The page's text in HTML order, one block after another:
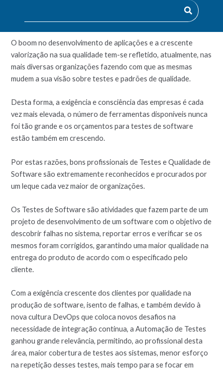
uma das mais importantes no ciclo de vida do desenvolvimento
O boom no desenvolvimento de aplicações e a crescente
valorização na sua qualidade tem-se refletido, atualmente, nas
mais diversas organizações fazendo com que as mesmas
mudem a sua visão sobre testes e padrões de qualidade.
Desta forma, a exigência e consciência das empresas é cada
vez mais elevada, o número de ferramentas disponíveis nunca
foi tão grande e os orçamentos para testes de software
estão também em crescendo.
Por estas razões, bons profissionais de Testes e Qualidade de
Software são extremamente reconhecidos e procurados por
um leque cada vez maior de organizações.
Os Testes de Software são atividades que fazem parte de um
projeto de desenvolvimento de um software com o objetivo de
descobrir falhas no sistema, reportar erros e verificar se os
mesmos foram corrigidos, garantindo uma maior qualidade na
entrega do produto de acordo com o especificado pelo
cliente.
Com a exigência crescente dos clientes por qualidade na
produção de software, isento de falhas, e também devido à
nova cultura DevOps que coloca novos desafios na
necessidade de integração continua, a Automação de Testes
ganhou grande relevância, permitindo, ao profissional desta
área, maior cobertura de testes aos sistemas, menor esforço
na repetição desses testes, mais tempo para se focar em